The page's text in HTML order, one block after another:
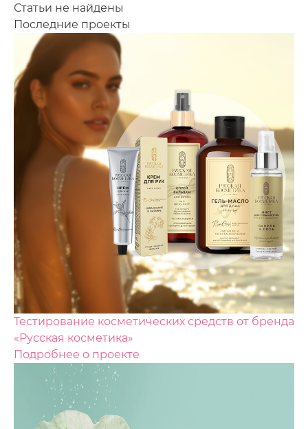
Статьи не найдены
Последние проекты
Тестирование косметических средств от бренда
«Русская косметика»
Подробнее о проекте